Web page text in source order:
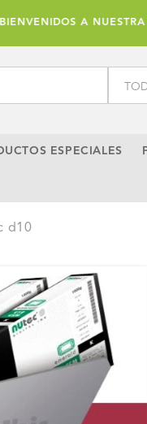
A NUESTRA
ESPECIALES
d10